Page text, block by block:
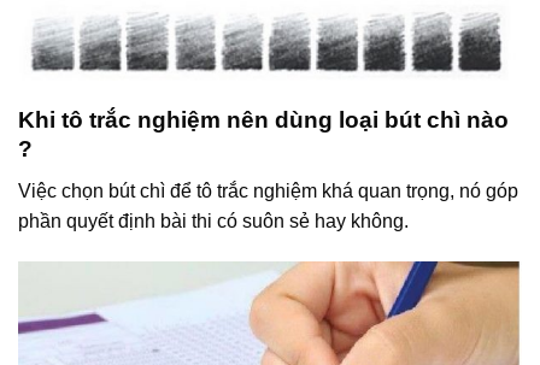
Khi tô trắc nghiệm nên dùng loại bút chì nào
?
Việc chọn bút chì để tô trắc nghiệm khá quan trọng, nó góp
phần quyết định bài thi có suôn sẻ hay không.